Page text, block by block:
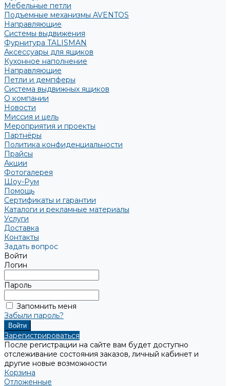
Мебельные петли
Подъемные механизмы AVENTOS
Направляющие
Системы выдвижения
Фурнитура TALISMAN
Аксессуары для ящиков
Кухонное наполнение
Направляющие
Петли и демпферы
Система выдвижных ящиков
О компании
Новости
Миссия и цель
Мероприятия и проекты
Партнёры
Политика конфиденциальности
Прайсы
Акции
Фотогалерея
Шоу-Рум
Помощь
Сертификаты и гарантии
Каталоги и рекламные материалы
Услуги
Доставка
Контакты
Задать вопрос
Войти
Логин
Пароль
Запомнить меня
Забыли пароль?
Зарегистрироваться
После регистрации на сайте вам будет доступно
отслеживание состояния заказов, личный кабинет и
другие новые возможности
Корзина
Отложенные